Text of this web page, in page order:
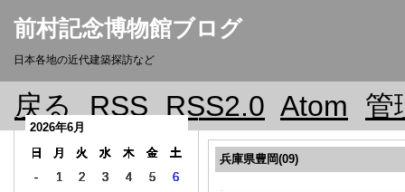
前村記念博物館ブログ
日本各地の近代建築探訪など
戻る RSS RSS2.0 Atom 管
2026年6月
日
月 火 水 木 金
土
-
1 2 3 4 5
6
兵庫県豊岡(09)
2026年6月
日
月 火 水 木 金
土
-
1 2 3 4 5
6
2026年6月
日
月 火 水 木 金
土
-
1 2 3 4 5
6
2026年6月
日
月 火 水 木 金
土
-
1 2 3 4 5
6
2026年6月
日
月 火 水 木 金
土
-
1 2 3 4 5
6
2026年6月
日
月 火 水 木 金
土
-
1 2 3 4 5
6
2026年6月
日
月 火 水 木 金
土
-
1 2 3 4 5
6
2026年6月
日
月 火 水 木 金
土
-
1 2 3 4 5
6
2026年6月
日
月 火 水 木 金
土
-
1 2 3 4 5
6